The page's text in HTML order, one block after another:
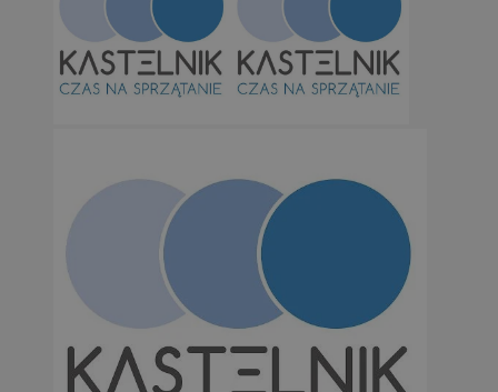
Niezbędne pliki cookie umożliwiają korzystanie z podstawowych
takich jak logowanie użytkownika i zarządzanie kontem. Bez
można prawidłowo korzystać ze strony internetowej.
QeSessID orzesze.com.pl